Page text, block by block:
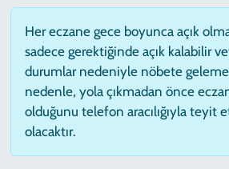
Her eczane gece boyunca açık
sadece gerektiğinde açık kalabilir
durumlar nedeniyle nöbete
nedenle, yola çıkmadan önce
olduğunu telefon aracılığıyla teyit
olacaktır.